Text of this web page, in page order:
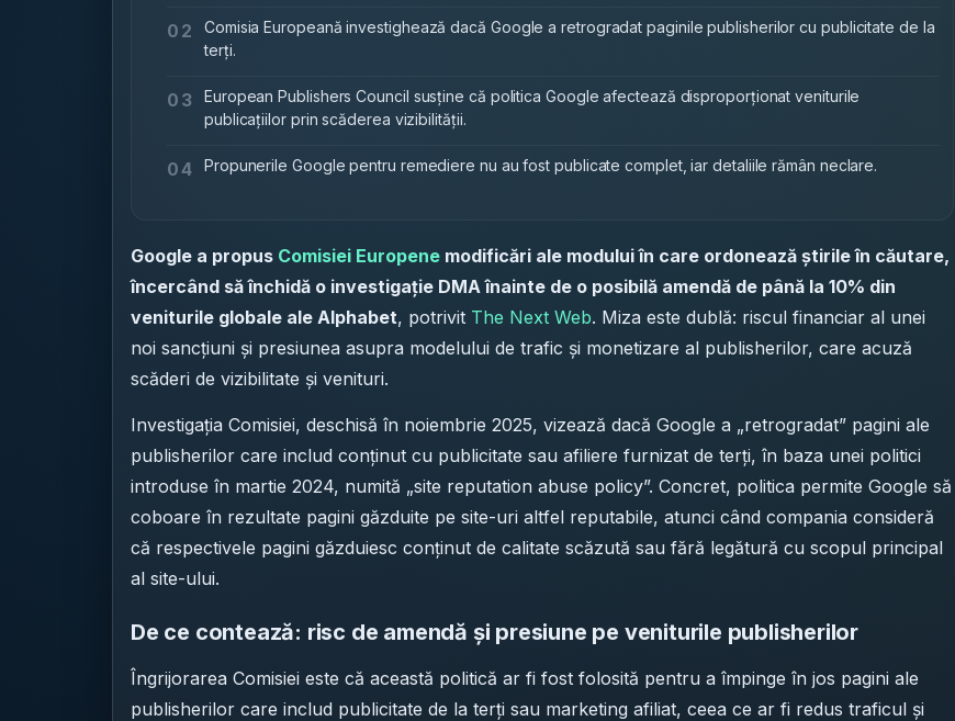
02
Comisia Europeană investighează dacă Google a retrogradat paginile publisherilor cu publicitate de la
terți.
03
European Publishers Council susține că politica Google afectează disproporționat veniturile
publicațiilor prin scăderea vizibilității.
04 Propunerile Google pentru remediere nu au fost publicate complet, iar detaliile rămân neclare.
Google a propus Comisiei Europene modificări ale modului în care ordonează știrile în căutare,
încercând să închidă o investigație DMA înainte de o posibilă amendă de până la 10% din
veniturile globale ale Alphabet, potrivit The Next Web. Miza este dublă: riscul financiar al unei
noi sancțiuni și presiunea asupra modelului de trafic și monetizare al publisherilor, care acuză
scăderi de vizibilitate și venituri.
Investigația Comisiei, deschisă în noiembrie 2025, vizează dacă Google a „retrogradat” pagini ale
publisherilor care includ conținut cu publicitate sau afiliere furnizat de terți, în baza unei politici
introduse în martie 2024, numită „site reputation abuse policy”. Concret, politica permite Google să
coboare în rezultate pagini găzduite pe site-uri altfel reputabile, atunci când compania consideră
că respectivele pagini găzduiesc conținut de calitate scăzută sau fără legătură cu scopul principal
al site-ului.
De ce contează: risc de amendă și presiune pe veniturile publisherilor
Îngrijorarea Comisiei este că această politică ar fi fost folosită pentru a împinge în jos pagini ale
publisherilor care includ publicitate de la terți sau marketing afiliat, ceea ce ar fi redus traficul și